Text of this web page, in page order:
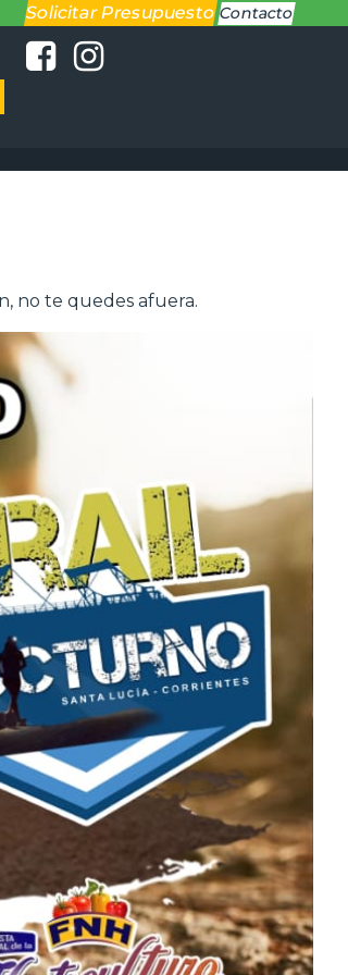
Solicitar PresupuestoContacto
no te quedes afuera.